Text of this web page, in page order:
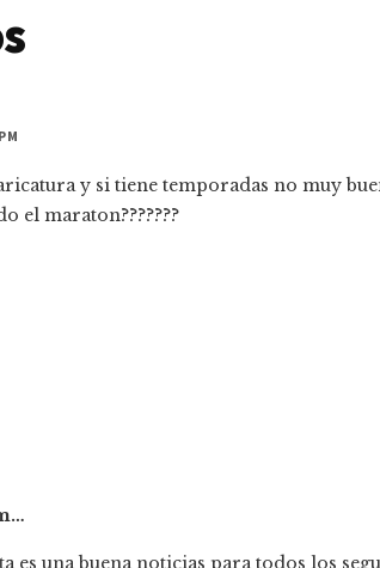
y si tiene temporadas no muy
el maraton???????
es una buena noticias para todos los